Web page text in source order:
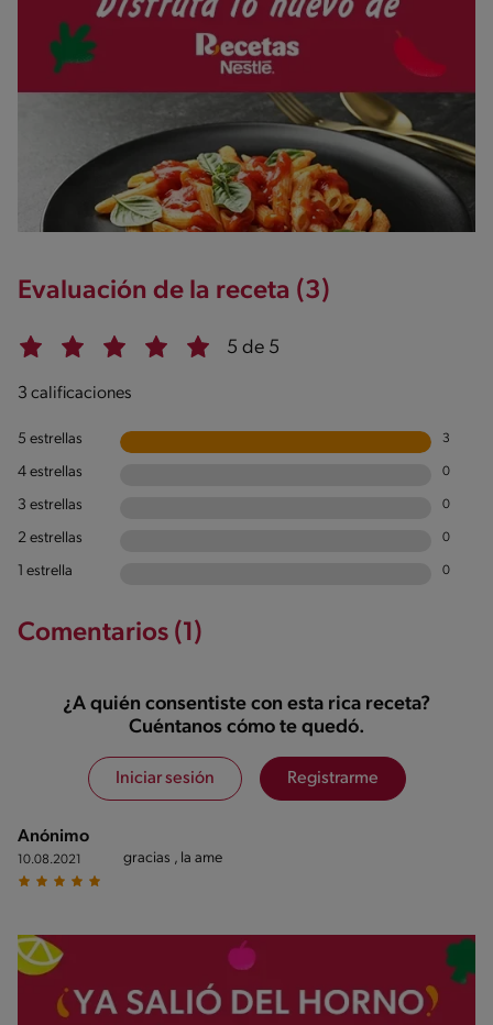
1.6g / %
Evaluación de la receta (3)
5 de 5
3 calificaciones
5 estrellas 3
4 estrellas 0
3 estrellas 0
2 estrellas 0
1 estrella 0
Comentarios (1)
¿A quién consentiste con esta rica receta?
Cuéntanos cómo te quedó.
Iniciar sesión Registrarme
Anónimo
10.08.2021 gracias , la ame